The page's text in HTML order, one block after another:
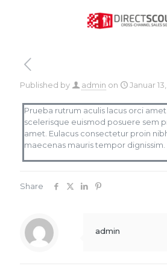
Published by admin on Januar
Prueba rutrum aculis lacus orci
scelerisque euismod posuere sem
amet. Eulacus consectetur proin
maecenas mauris tempor dignissim.
Share
admin